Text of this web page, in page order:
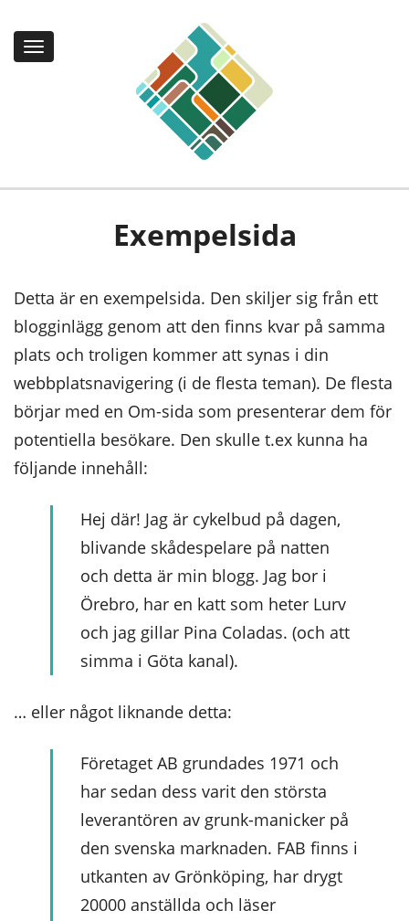
Toggle
navigation
Exempelsida
Detta är en exempelsida. Den skiljer sig från ett
blogginlägg genom att den finns kvar på samma
plats och troligen kommer att synas i din
webbplatsnavigering (i de flesta teman). De flesta
börjar med en Om-sida som presenterar dem för
potentiella besökare. Den skulle t.ex kunna ha
följande innehåll:
Hej där! Jag är cykelbud på dagen,
blivande skådespelare på natten
och detta är min blogg. Jag bor i
Örebro, har en katt som heter Lurv
och jag gillar Pina Coladas. (och att
simma i Göta kanal).
… eller något liknande detta:
Företaget AB grundades 1971 och
har sedan dess varit den största
leverantören av grunk-manicker på
den svenska marknaden. FAB finns i
utkanten av Grönköping, har drygt
20000 anställda och läser